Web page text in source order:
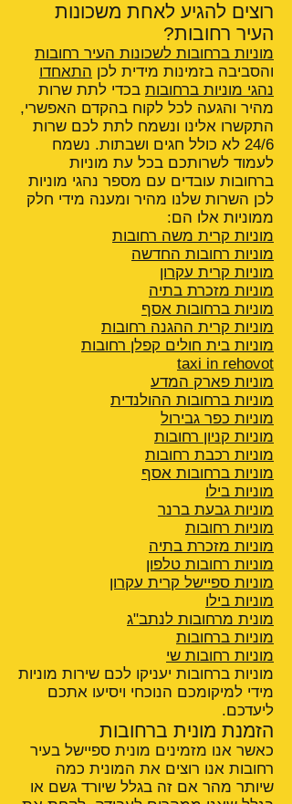
רוצים להגיע לאחת משכונות
העיר רחובות?
מוניות ברחובות לשכונות העיר רחובות
והסביבה בזמינות מידית לכן התאחדו
נהגי מוניות ברחובות בכדי לתת שרות
מהיר והגעה לכל לקוח בהקדם האפשרי,
התקשרו אלינו ונשמח לתת לכם שרות
24/6 לא כולל חגים ושבתות. נשמח
לעמוד לשרותכם בכל עת מוניות
ברחובות עובדים עם מספר נהגי מוניות
לכן השרות שלנו מהיר ומענה מידי חלק
ממוניות אלו הם:
מוניות קרית משה רחובות
מוניות רחובות החדשה
מוניות קרית עקרון
מוניות מזכרת בתיה
מוניות ברחובות אסף
מוניות קרית ההגנה רחובות
מוניות בית חולים קפלן רחובות
taxi in rehovot
מוניות פארק המדע
מוניות ברחובות ההולנדית
מוניות כפר גבירול
מוניות קניון רחובות
מוניות רכבת רחובות
מוניות ברחובות אסף
מוניות בילו
מוניות גבעת ברנר
מוניות רחובות
מוניות מזכרת בתיה
מוניות רחובות טלפון
מוניות ספיישל קרית עקרון
מוניות בילו
מונית מרחובות לנתב"ג
מוניות ברחובות
מוניות רחובות שי
מוניות ברחובות יעניקו לכם שירות מוניות
מידי למיקומכם הנוכחי ויסיעו אתכם
ליעדכם.
הזמנת מונית ברחובות
כאשר אנו מזמינים מונית ספיישל בעיר
רחובות אנו רוצים את המונית כמה
שיותר מהר אם זה בגלל שיורד גשם או